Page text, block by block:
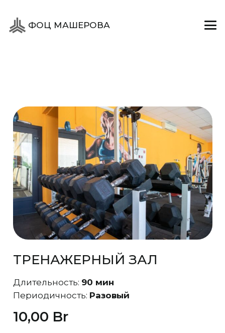
ФОЦ МАШЕРОВА
ТРЕНАЖЕРНЫЙ ЗАЛ
Длительность: 90 мин
Периодичность: Разовый
10,00 Br